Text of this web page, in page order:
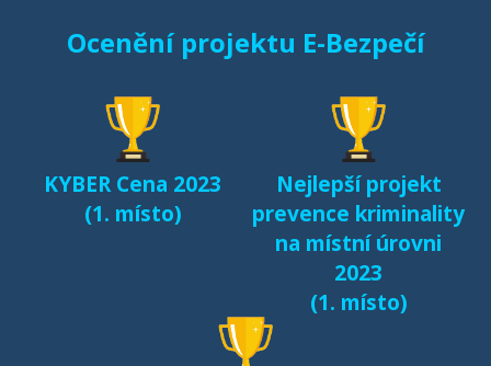
Ocenění projektu E-Bezpečí
KYBER Cena 2023
(1. místo)
Nejlepší projekt
prevence kriminality
na místní úrovni
2023
(1. místo)